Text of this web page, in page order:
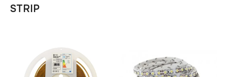
STRIP